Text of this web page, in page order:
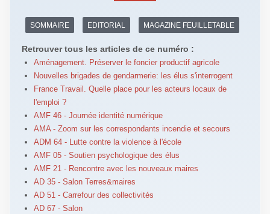
SOMMAIRE EDITORIAL MAGAZINE FEUILLETABLE
Retrouver tous les articles de ce numéro :
Aménagement. Préserver le foncier productif agricole
Nouvelles brigades de gendarmerie: les élus s'interrogent
France Travail. Quelle place pour les acteurs locaux de
l'emploi ?
AMF 46 - Journée identité numérique
AMA - Zoom sur les correspondants incendie et secours
ADM 64 - Lutte contre la violence à l'école
AMF 05 - Soutien psychologique des élus
AMF 21 - Rencontre avec les nouveaux maires
AD 35 - Salon Terres&maires
AD 51 - Carrefour des collectivités
AD 67 - Salon